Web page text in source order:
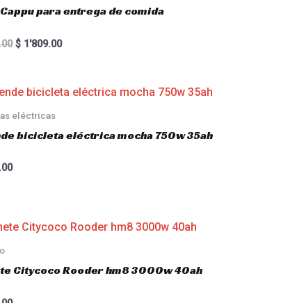
para entrega de comida
$ 1'809.00
eléctricas
bicicleta eléctrica mocha 750w 35ah
Citycoco Rooder hm8 3000w 40ah